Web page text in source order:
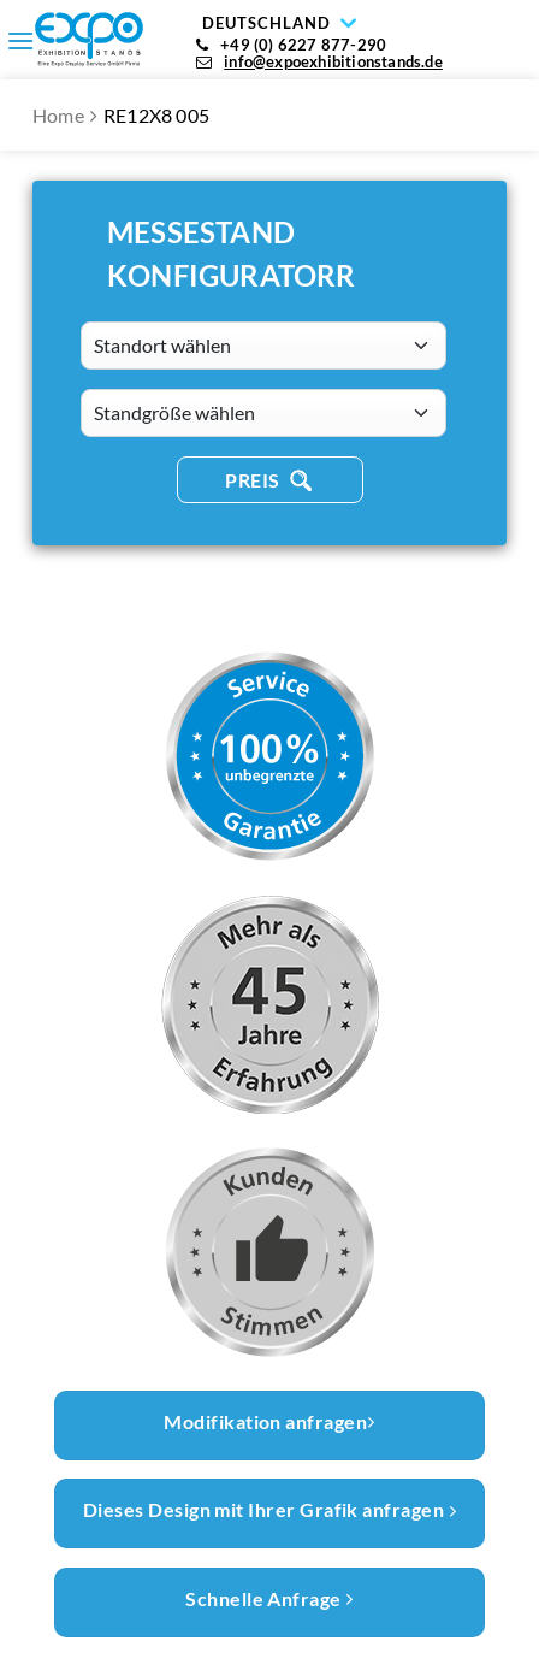
DEUTSCHLAND
+49 (0) 6227 877-290
info@expoexhibitionstands.de
Home RE12X8 005
MESSESTAND
KONFIGURATORR
Standort wählen
standsizes
PREIS
Modifikation anfragen
Dieses Design mit Ihrer Grafik anfragen
Schnelle Anfrage